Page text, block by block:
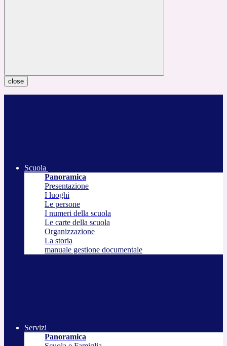
close
Scuola
Panoramica
Presentazione
I luoghi
Le persone
I numeri della scuola
Le carte della scuola
Organizzazione
La storia
manuale gestione documentale
Servizi
Panoramica